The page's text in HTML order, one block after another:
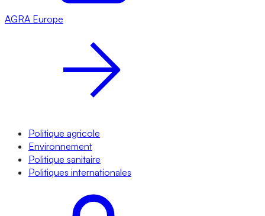
AGRA Europe
Politique agricole
Environnement
Politique sanitaire
Politiques internationales